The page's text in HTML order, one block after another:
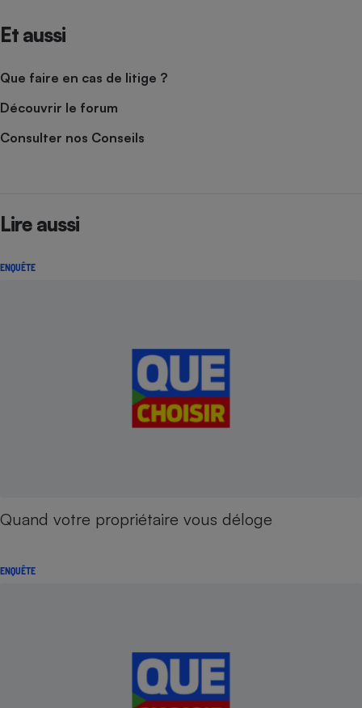
Et aussi
Que faire en cas de litige ?
Découvrir le forum
Consulter nos Conseils
Lire aussi
ENQUÊTE
Quand votre propriétaire vous déloge
ENQUÊTE